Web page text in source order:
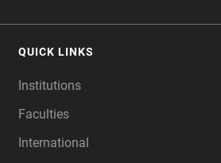
QUICK LINKS
Institutions
Faculties
International